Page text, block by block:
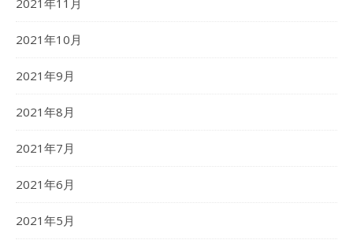
2021年11月
2021年10月
2021年9月
2021年8月
2021年7月
2021年6月
2021年5月